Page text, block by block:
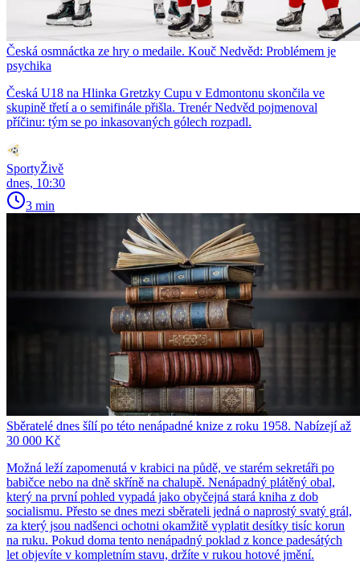
Česká osmnáctka ze hry o medaile. Kouč Nedvěd: Problémem je
psychika
Česká U18 na Hlinka Gretzky Cupu v Edmontonu skončila ve
skupině třetí a o semifinále přišla. Trenér Nedvěd pojmenoval
příčinu: tým se po inkasovaných gólech rozpadl.
SportyŽivě
dnes, 10:30
3 min
Sběratelé dnes šílí po této nenápadné knize z roku 1958. Nabízejí až
30 000 Kč
Možná leží zapomenutá v krabici na půdě, ve starém sekretáři po
babičce nebo na dně skříně na chalupě. Nenápadný plátěný obal,
který na první pohled vypadá jako obyčejná stará kniha z dob
socialismu. Přesto se dnes mezi sběrateli jedná o naprostý svatý grál,
za který jsou nadšenci ochotni okamžitě vyplatit desítky tisíc korun
na ruku. Pokud doma tento nenápadný poklad z konce padesátých
let objevíte v kompletním stavu, držíte v rukou hotové jmění.